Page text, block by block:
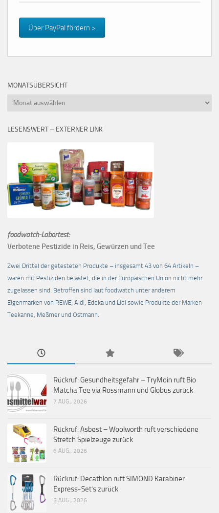
Über PayPal fördern >
MONATSÜBERSICHT
Monatsübersicht
LESENSWERT – EXTERNER LINK
foodwatch-Labortest:
Verbotene Pestizide in Reis, Gewürzen und Tee
Zwei Drittel der getesteten Produkte – insgesamt 43 von 64 Artikeln –
waren mit Pestiziden belastet, die in der Europäischen Union nicht mehr
zugelassen sind. Betroffen sind laut foodwatch unter anderem
Eigenmarken von REWE, Aldi, Edeka und Lidl sowie Produkte der Marken
Teekanne, Meßmer und Ostmann.
Rückruf: Gesundheitsgefahr – TryMoin ruft Bio
Matcha Tee via Rossmann und Globus zurück
7 AUG., 2026
Rückruf: Asbest – Woolworth ruft verschiedene
Stretch Spielzeuge zurück
6 AUG., 2026
Rückruf: Decathlon ruft SIMOND Karabiner
Express-Set’s zurück
5 AUG., 2026